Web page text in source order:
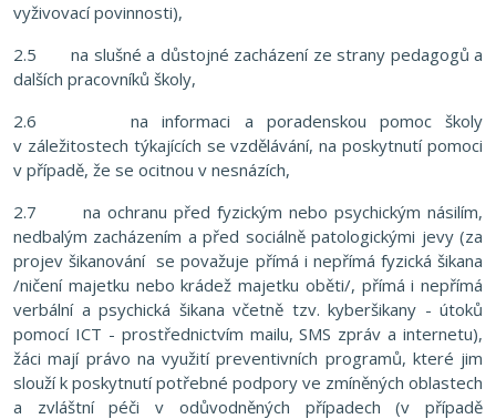
vyživovací povinnosti),
2.5 na slušné a důstojné zacházení ze strany pedagogů a
dalších pracovníků školy,
2.6 na informaci a poradenskou pomoc školy
v záležitostech týkajících se vzdělávání, na poskytnutí pomoci
v případě, že se ocitnou v nesnázích,
2.7 na ochranu před fyzickým nebo psychickým násilím,
nedbalým zacházením a před sociálně patologickými jevy (za
projev šikanování se považuje přímá i nepřímá fyzická šikana
/ničení majetku nebo krádež majetku oběti/, přímá i nepřímá
verbální a psychická šikana včetně tzv. kyberšikany - útoků
pomocí ICT - prostřednictvím mailu, SMS zpráv a internetu),
žáci mají právo na využití preventivních programů, které jim
slouží k poskytnutí potřebné podpory ve zmíněných oblastech
a zvláštní péči v odůvodněných případech (v případě